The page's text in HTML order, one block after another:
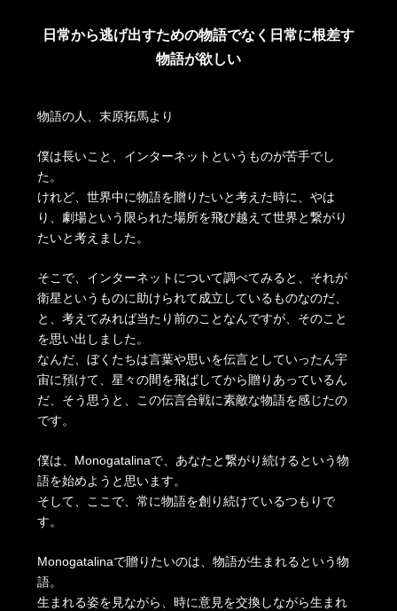
日常から逃げ出すための物語でなく日常に根差す
物語が欲しい
物語の人、末原拓馬より
僕は長いこと、インターネットというものが苦手でし
た。
けれど、世界中に物語を贈りたいと考えた時に、やは
り、劇場という限られた場所を飛び越えて世界と繋がり
たいと考えました。
そこで、インターネットについて調べてみると、それが
衛星というものに助けられて成立しているものなのだ、
と、考えてみれば当たり前のことなんですが、そのこと
を思い出しました。
なんだ、ぼくたちは言葉や思いを伝言としていったん宇
宙に預けて、星々の間を飛ばしてから贈りあっているん
だ、そう思うと、この伝言合戦に素敵な物語を感じたの
です。
僕は、Monogatalinaで、あなたと繋がり続けるという物
語を始めようと思います。
そして、ここで、常に物語を創り続けているつもりで
す。
Monogatalinaで贈りたいのは、物語が生まれるという物
語。
生まれる姿を見ながら、時に意見を交換しながら生まれ